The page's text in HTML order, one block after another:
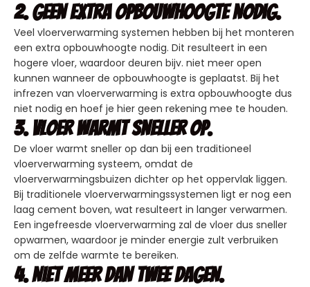
2. Geen extra opbouwhoogte nodig.
Veel vloerverwarming systemen hebben bij het monteren
een extra opbouwhoogte nodig. Dit resulteert in een
hogere vloer, waardoor deuren bijv. niet meer open
kunnen wanneer de opbouwhoogte is geplaatst. Bij het
infrezen van vloerverwarming is extra opbouwhoogte dus
niet nodig en hoef je hier geen rekening mee te houden.
3. Vloer warmt sneller op.
De vloer warmt sneller op dan bij een traditioneel
vloerverwarming systeem, omdat de
vloerverwarmingsbuizen dichter op het oppervlak liggen.
Bij traditionele vloerverwarmingssystemen ligt er nog een
laag cement boven, wat resulteert in langer verwarmen.
Een ingefreesde vloerverwarming zal de vloer dus sneller
opwarmen, waardoor je minder energie zult verbruiken
om de zelfde warmte te bereiken.
4. Niet meer dan twee dagen.